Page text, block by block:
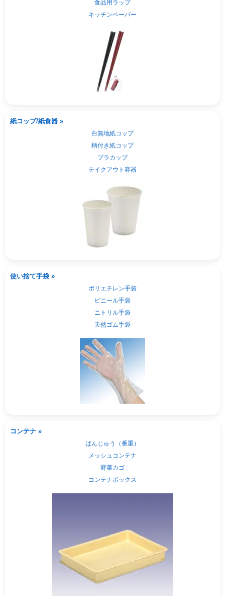
食品用ラップ
キッチンペーパー
紙コップ/紙食器 »
白無地紙コップ
柄付き紙コップ
プラカップ
テイクアウト容器
使い捨て手袋 »
ポリエチレン手袋
ビニール手袋
ニトリル手袋
天然ゴム手袋
コンテナ »
ばんじゅう（番重）
メッシュコンテナ
野菜カゴ
コンテナボックス